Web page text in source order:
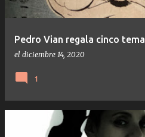
Pedro Vian regala cinco
el diciembre 14, 2020
1